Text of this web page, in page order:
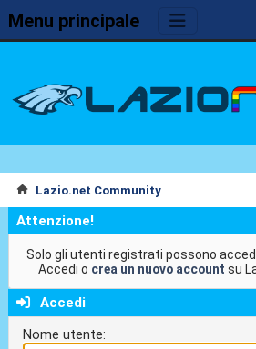
Menu principale
Lazio.net Community
Attenzione!
Solo gli utenti registrati possono
Accedi o crea un nuovo account su
Accedi
Nome utente: